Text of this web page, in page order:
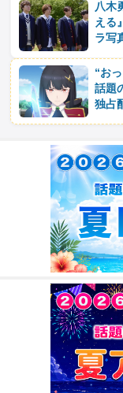
八木
える
ラ写
“お
話題
独占